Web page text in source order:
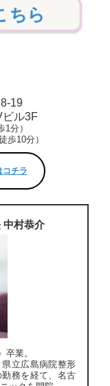
ちら
19
ビル3F
分）
歩10分）
チラ
中村恭介
業。
立広島病院整形
務を経て、名古